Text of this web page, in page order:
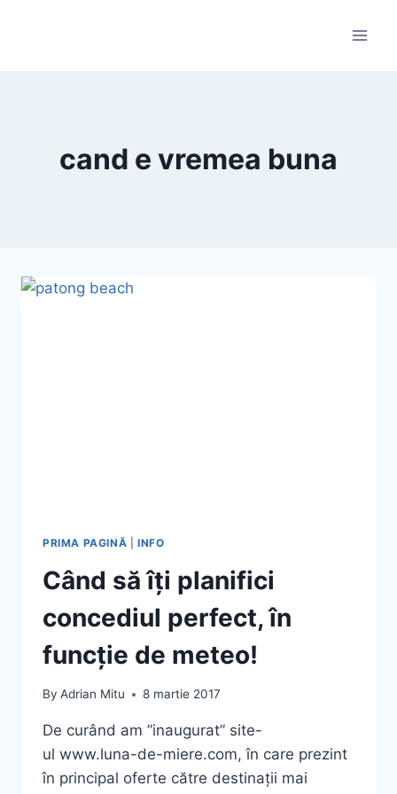
cand e vremea buna
PRIMA PAGINĂ INFO
Când să îți planifici
concediul perfect, în
funcție de meteo!
By Adrian Mitu 8 martie 2017
De curând am ”inaugurat” site-
ul www.luna-de-miere.com, în care prezint
în principal oferte către destinații mai